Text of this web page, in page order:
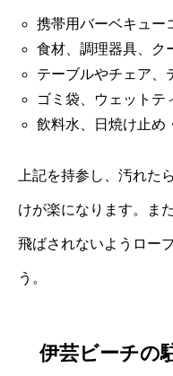
携帯用バーベキュー
食材、調理器具、ク
テーブルやチェア、
ゴミ袋、ウェットテ
飲料水、日焼け止め
上記を持参し、汚れた
けが楽になります。ま
飛ばされないようロー
う。
伊芸ビーチの